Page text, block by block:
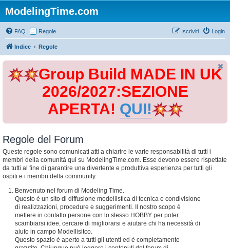
ModelingTime.com
FAQ Regole Login
Iscriviti
Indice Regole
Group Build MADE IN UK
2026/2027:SEZIONE
APERTA! QUI!
Regole del Forum
Queste regole sono comunicati atti a chiarire le varie responsabilità di tutti i
membri della comunità qui su ModelingTime.com. Esse devono essere rispettate
da tutti al fine di garantire una divertente e produttiva esperienza per tutti gli
ospiti e i membri della community.
Benvenuto nel forum di Modeling Time.
Questo è un sito di diffusione modellistica di tecnica e condivisione
di realizzazioni, procedure e suggerimenti. Il nostro scopo è
mettere in contatto persone con lo stesso HOBBY per poter
scambiarsi idee, cercare di migliorarsi e aiutare chi ha necessità di
aiuto in campo Modellisitco.
Questo spazio è aperto a tutti gli utenti ed è completamente